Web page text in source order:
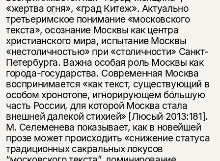
«жертва огня», «град Китеж». Актуально
третьеримское понимание «московского
текста», осознание Москвы как центра
христианского мира, испытание Москвы
«нестоличностью» при «столичности» Санкт-
Петербурга. Важна особая роль Москвы как
города-государства. Современная Москва
воспринимается «как текст, существующий в
особом хронотопе, игнорирующем бóльшую
часть России, для которой Москва стала
внешней далекой стихией» [Люсый 2013:181].
М. Селеменева показывает, как в новейшей
прозе может происходить «снижение статуса
традиционных сакральных локусов